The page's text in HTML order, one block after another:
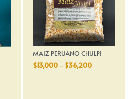
MAIZ PERUANO CHULPI
$13,000 - $36,200